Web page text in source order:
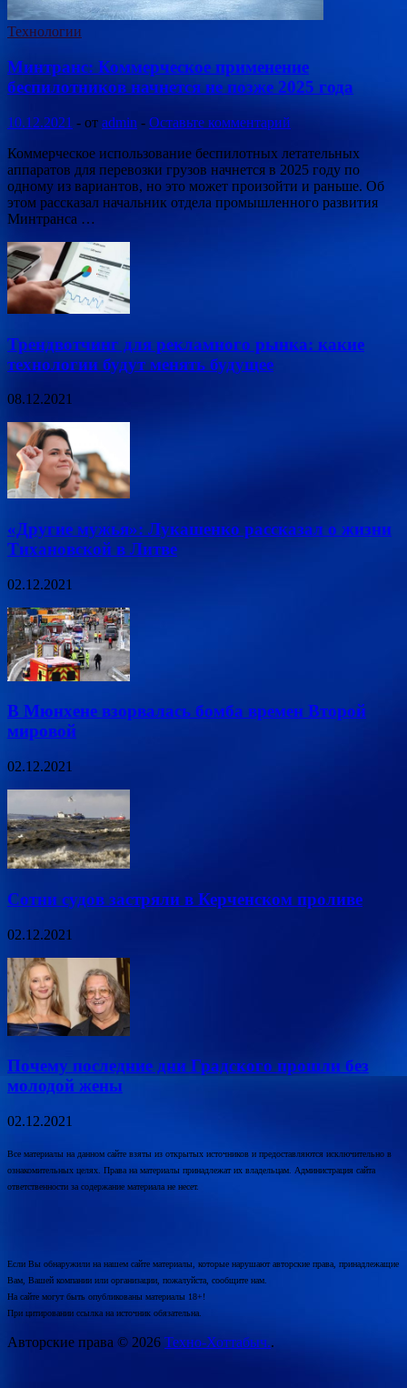
Технологии
Минтранс: Коммерческое применение
беспилотников начнется не позже 2025 года
10.12.2021 - от admin - Оставьте комментарий
Коммерческое использование беспилотных летательных
аппаратов для перевозки грузов начнется в 2025 году по
одному из вариантов, но это может произойти и раньше. Об
этом рассказал начальник отдела промышленного развития
Минтранса …
Трендвотчинг для рекламного рынка: какие
технологии будут менять будущее
08.12.2021
«Другие мужья»: Лукашенко рассказал о жизни
Тихановской в Литве
02.12.2021
В Мюнхене взорвалась бомба времен Второй
мировой
02.12.2021
Сотни судов застряли в Керченском проливе
02.12.2021
Почему последние дни Градского прошли без
молодой жены
02.12.2021
Все материалы на данном сайте взяты из открытых источников и предоставляются исключительно в
ознакомительных целях. Права на материалы принадлежат их владельцам. Администрация сайта
ответственности за содержание материала не несет.
Если Вы обнаружили на нашем сайте материалы, которые нарушают авторские права, принадлежащие
Вам, Вашей компании или организации, пожалуйста, сообщите нам.
На сайте могут быть опубликованы материалы 18+!
При цитировании ссылка на источник обязательна.
Авторские права © 2026 Техно-Хоттабыч..